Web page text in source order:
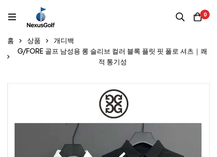
0
홈 상품
개디백
G/FORE 골프 남성용 롱 슬리브 컬러 블록 플릿 핏 폴로 셔츠｜쾌
적 통기성